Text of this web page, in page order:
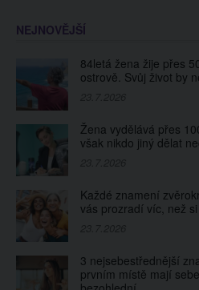
NEJNOVĚJŠÍ
84letá žena žije přes
ostrově. Svůj život by
Žena vydělává přes
však nikdo jiný dělat
Každé znamení
vás prozradí víc, než
3 nejsebestřednější
prvním místě mají